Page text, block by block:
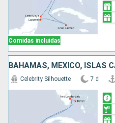
Comidas incluidas
Celebrity Silhouette 7 d